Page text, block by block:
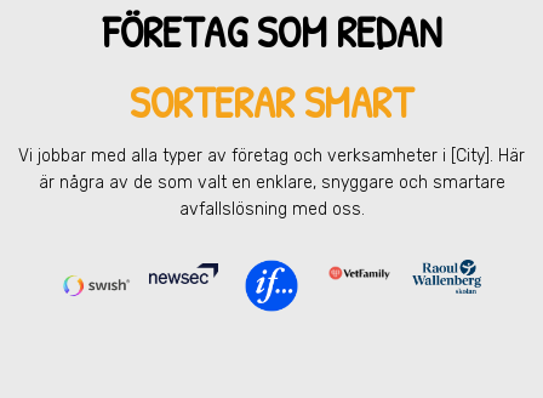
FÖRETAG SOM REDAN
SORTERAR SMART
Vi jobbar med alla typer av företag och verksamheter i [City] . Här
är några av de som valt en enklare, snyggare och smartare
avfallslösning med oss.